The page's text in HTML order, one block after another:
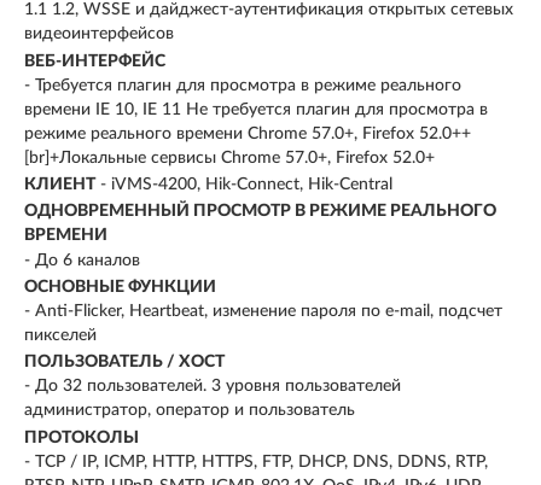
1.1 1.2, WSSE и дайджест-аутентификация открытых сетевых
видеоинтерфейсов
ВЕБ-ИНТЕРФЕЙС
- Требуется плагин для просмотра в режиме реального
времени IE 10, IE 11 Не требуется плагин для просмотра в
режиме реального времени Chrome 57.0+, Firefox 52.0++
[br]+Локальные сервисы Chrome 57.0+, Firefox 52.0+
КЛИЕНТ - iVMS-4200, Hik-Connect, Hik-Central
ОДНОВРЕМЕННЫЙ ПРОСМОТР В РЕЖИМЕ РЕАЛЬНОГО
ВРЕМЕНИ
- До 6 каналов
ОСНОВНЫЕ ФУНКЦИИ
- Anti-Flicker, Heartbeat, изменение пароля по e-mail, подсчет
пикселей
ПОЛЬЗОВАТЕЛЬ / ХОСТ
- До 32 пользователей. 3 уровня пользователей
администратор, оператор и пользователь
ПРОТОКОЛЫ
- TCP / IP, ICMP, HTTP, HTTPS, FTP, DHCP, DNS, DDNS, RTP,